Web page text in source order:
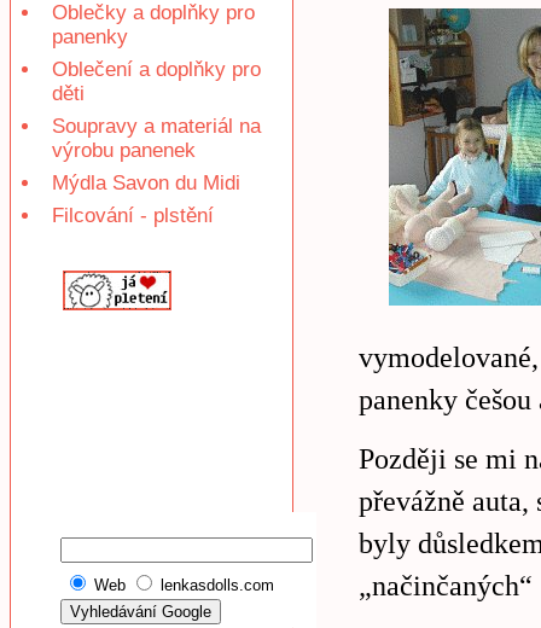
Oblečky a doplňky pro
panenky
Oblečení a doplňky pro
děti
Soupravy a materiál na
výrobu panenek
Mýdla Savon du Midi
Filcování - plstění
Web lenkasdolls.com
panenky
Později se mi
převážně
byly